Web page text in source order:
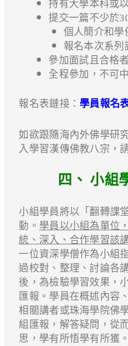
持有大學本科或
提交一篇不少於
個人簡介和學
報名本次系列
參加面試且合格者
全程參加，不可
報名表鏈接：學員報名
如欲跟隨海內外佛學研
入學習漢傳佛教八宗，
四、 小組
小組學員將以「翻轉課
動。 學員以小組為單位
統、深入、合作學習該
一位資深學僧作為小組
過校對、整理、討論各
後，為檢驗學習效果，
匯報。學員在概述內容
相關講者或珠海學院佛
組匯報，解答疑問，從
思，學有所悟學有所獲